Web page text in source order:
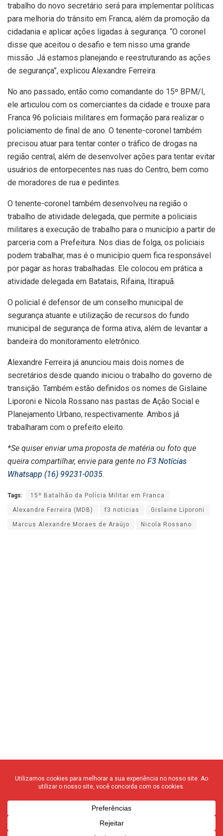
trabalho do novo secretário será para implementar políticas
para melhoria do trânsito em Franca, além da promoção da
cidadania e aplicar ações ligadas à segurança. “O coronel
disse que aceitou o desafio e tem nisso uma grande
missão. Já estamos planejando e reestruturando as ações
de segurança”, explicou Alexandre Ferreira.
No ano passado, então como comandante do 15º BPM/I,
ele articulou com os comerciantes da cidade e trouxe para
Franca 96 policiais militares em formação para realizar o
policiamento de final de ano. O tenente-coronel também
precisou atuar para tentar conter o tráfico de drogas na
região central, além de desenvolver ações para tentar evitar
usuários de entorpecentes nas ruas do Centro, bem como
de moradores de rua e pedintes.
O tenente-coronel também desenvolveu na região o
trabalho de atividade delegada, que permite a policiais
militares a execução de trabalho para o município a partir de
parceria com a Prefeitura. Nos dias de folga, os policiais
podem trabalhar, mas é o município quem fica responsável
por pagar as horas trabalhadas. Ele colocou em prática a
atividade delegada em Batatais, Rifaina, Itirapuã.
O policial é defensor de um conselho municipal de
segurança atuante e utilização de recursos do fundo
municipal de segurança de forma ativa, além de levantar a
bandeira do monitoramento eletrônico.
Alexandre Ferreira já anunciou mais dois nomes de
secretários desde quando iniciou o trabalho do governo de
transição. Também estão definidos os nomes de Gislaine
Liporoni e Nicola Rossano nas pastas de Ação Social e
Planejamento Urbano, respectivamente. Ambos já
trabalharam com o prefeito eleito.
*Se quiser enviar uma proposta de matéria ou foto que
queira compartilhar, envie para gente no F3 Notícias
Whatsapp (16) 99231-0035.
Tags: 15º Batalhão da Polícia Militar em Franca
Alexandre Ferreira (MDB) f3 noticias Gislaine Liporoni
Marcus Alexandre Moraes de Araújo Nicola Rossano
© 2020 F3 Notícias – Todos os direitos reservados